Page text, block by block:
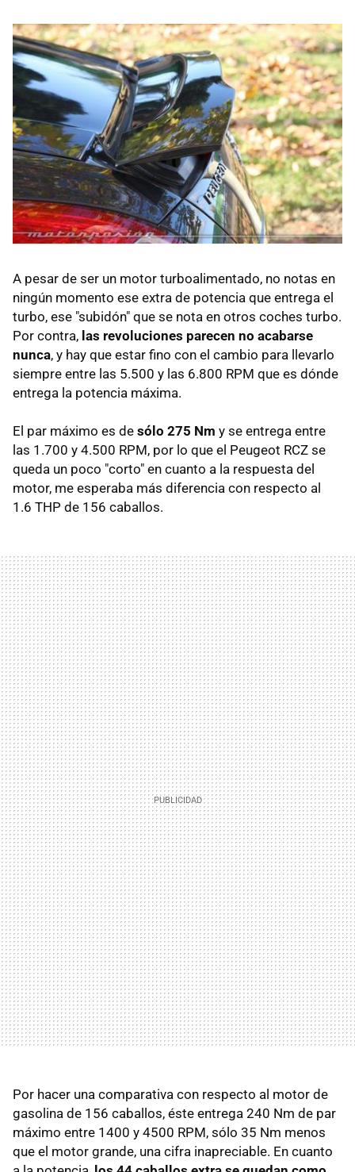
A pesar de ser un motor turboalimentado, no notas en
ningún momento ese extra de potencia que entrega el
turbo, ese "subidón" que se nota en otros coches turbo.
Por contra, las revoluciones parecen no acabarse
nunca, y hay que estar fino con el cambio para llevarlo
siempre entre las 5.500 y las 6.800 RPM que es dónde
entrega la potencia máxima.
El par máximo es de sólo 275 Nm y se entrega entre
las 1.700 y 4.500 RPM, por lo que el Peugeot RCZ se
queda un poco "corto" en cuanto a la respuesta del
motor, me esperaba más diferencia con respecto al
1.6 THP de 156 caballos.
Por hacer una comparativa con respecto al motor de
gasolina de 156 caballos, éste entrega 240 Nm de par
máximo entre 1400 y 4500 RPM, sólo 35 Nm menos
que el motor grande, una cifra inapreciable. En cuanto